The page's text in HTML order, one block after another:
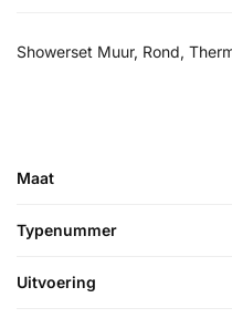
Showerset Muur, Rond,
Maat
Typenummer
Uitvoering